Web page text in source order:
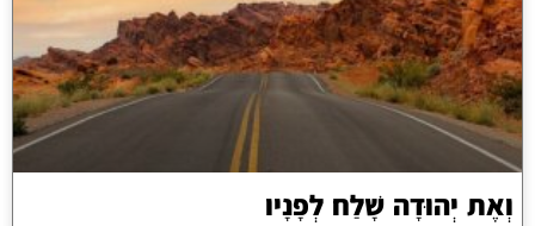
וְאֶת יְהוּדָה שָׁלַח לְפָנָיו